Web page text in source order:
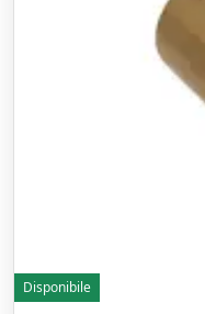
Disponibile